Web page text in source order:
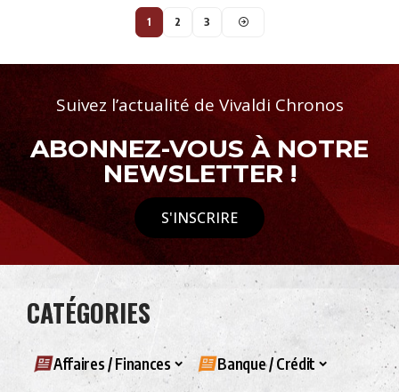
1 2 3
Suivez l’actualité de Vivaldi Chronos
ABONNEZ-VOUS À NOTRE
NEWSLETTER !
S'INSCRIRE
CATÉGORIES
Affaires / Finances Banque / Crédit